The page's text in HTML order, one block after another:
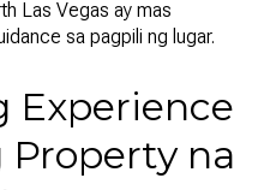
Las Vegas ay mas
sa pagpili ng lugar.
Experience
Property na